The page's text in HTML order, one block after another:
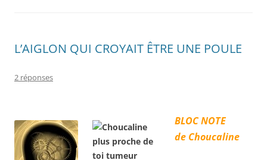
L’AIGLON QUI CROYAIT ÊTRE UNE POULE
2 réponses
BLOC NOTE
de Choucaline